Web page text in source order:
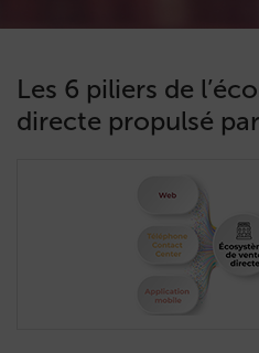
Les 6 piliers de
directe propulsé par